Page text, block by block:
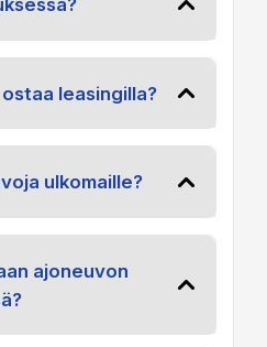
leasingilla?
ulkomaille?
ajoneuvon